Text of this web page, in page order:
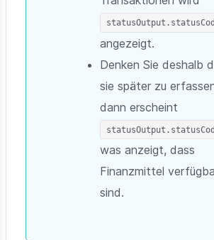
angezeigt.
Denken Sie deshalb
sie später zu
dann erscheint
was anzeigt, dass
Finanzmittel
sind.